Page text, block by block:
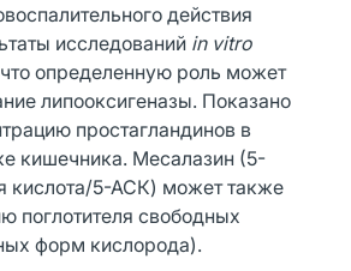
действия
исследований in vitro
определенную роль может
липооксигеназы. Показано
простагландинов в
кишечника. Месалазин (5-
кислота/5-АСК) может также
поглотителя свободных
форм кислорода).